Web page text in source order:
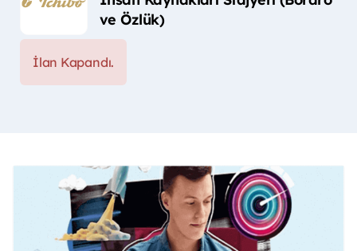
ve Özlük)
İlan Kapandı.